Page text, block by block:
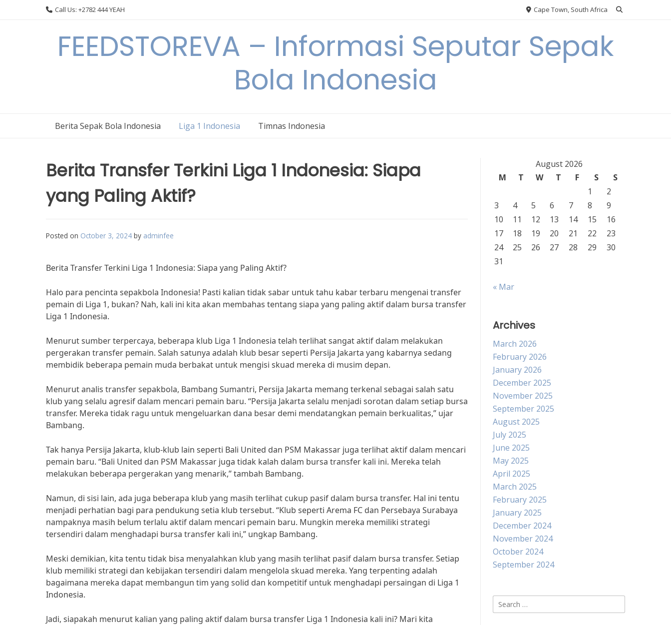
Call Us: +2782 444 YEAH Cape Town, South Africa
FEEDSTOREVA – Informasi Seputar Sepak
Bola Indonesia
Berita Sepak Bola Indonesia Liga 1 Indonesia Timnas Indonesia
Berita Transfer Terkini Liga 1 Indonesia: Siapa
yang Paling Aktif?
Posted on October 3, 2024 by adminfee
Berita Transfer Terkini Liga 1 Indonesia: Siapa yang Paling Aktif?
Halo para pencinta sepakbola Indonesia! Pasti kalian tidak sabar untuk tahu kabar terbaru mengenai transfer
pemain di Liga 1, bukan? Nah, kali ini kita akan membahas tentang siapa yang paling aktif dalam bursa transfer
Liga 1 Indonesia.
Menurut sumber terpercaya, beberapa klub Liga 1 Indonesia telah terlihat sangat aktif dalam melakukan
pergerakan transfer pemain. Salah satunya adalah klub besar seperti Persija Jakarta yang kabarnya sedang
membidik beberapa pemain muda berbakat untuk mengisi skuad mereka di musim depan.
Menurut analis transfer sepakbola, Bambang Sumantri, Persija Jakarta memang terkenal sebagai salah satu
klub yang selalu agresif dalam mencari pemain baru. “Persija Jakarta selalu menjadi sorotan dalam setiap bursa
transfer. Mereka tidak ragu untuk mengeluarkan dana besar demi mendatangkan pemain berkualitas,” ujar
Bambang.
Tak hanya Persija Jakarta, klub-klub lain seperti Bali United dan PSM Makassar juga terlihat aktif dalam mencari
pemain baru. “Bali United dan PSM Makassar juga tidak kalah dalam bursa transfer kali ini. Mereka telah
melakukan beberapa pergerakan yang menarik,” tambah Bambang.
Namun, di sisi lain, ada juga beberapa klub yang masih terlihat cukup pasif dalam bursa transfer. Hal ini tentu
menjadi perhatian bagi para pendukung setia klub tersebut. “Klub seperti Arema FC dan Persebaya Surabaya
nampaknya masih belum terlalu aktif dalam mencari pemain baru. Mungkin mereka memiliki strategi
tersendiri dalam menghadapi bursa transfer kali ini,” ungkap Bambang.
Meski demikian, kita tentu tidak bisa menyalahkan klub yang masih terlihat pasif dalam bursa transfer. Setiap
klub memiliki strategi dan kebijakan tersendiri dalam mengelola skuad mereka. Yang terpenting adalah
bagaimana mereka dapat membangun tim yang solid dan kompetitif untuk menghadapi persaingan di Liga 1
Indonesia.
Jadi, siapakah menurut kalian yang paling aktif dalam bursa transfer Liga 1 Indonesia kali ini? Mari kita
August 2026
M
T W T F S
S
1
2
3
4 5 6 7 8
9
10
11 12 13 14 15
16
17
18 19 20 21 22
23
24
25 26 27 28 29
30
31
« Mar
Archives
March 2026
February 2026
January 2026
December 2025
November 2025
September 2025
August 2025
July 2025
June 2025
May 2025
April 2025
March 2025
February 2025
January 2025
December 2024
November 2024
October 2024
September 2024
Search
for: